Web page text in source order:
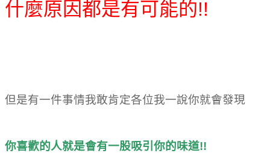
什麼原因都是有可能的!!
但是有一件事情我敢肯定各位我一說你就會發現
你喜歡的人就是會有一股吸引你的味道!!